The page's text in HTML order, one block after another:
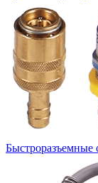
Быстроразъемные